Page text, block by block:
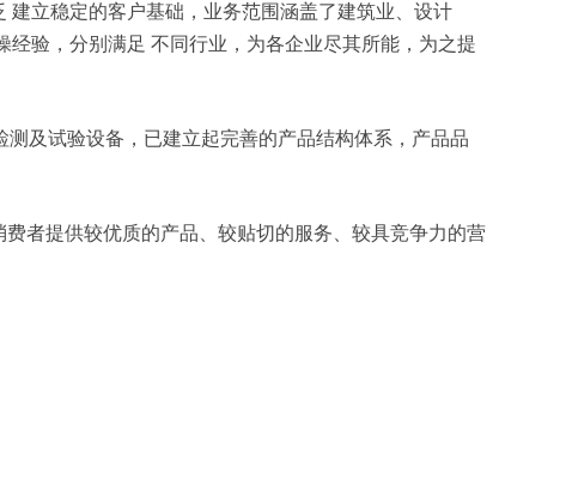
立稳定的客户基础，业务范围涵盖了建筑业、设计
验，分别满足 不同行业，为各企业尽其所能，为之提
及试验设备，已建立起完善的产品结构体系，产品品
者提供较优质的产品、较贴切的服务、较具竞争力的营